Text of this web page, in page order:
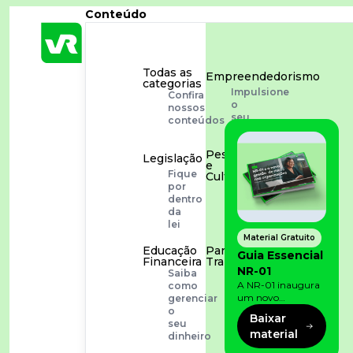
Conteúdo
Todas as
categorias
Confira
nossos
conteúdos
Empreendedorismo
Impulsione
o
seu
negócio
Legislação
Fique
por
dentro
da
lei
Pessoas
e
Cultura
Aprimore
cultura
organizacional
Educação
Financeira
Saiba
como
gerenciar
o
seu
dinheiro
Para o
Trabalhador
Tudo
para
facilitar
rotina
Material Gratuito
Guia Essencial
NR-01
A NR-01 inaugura
um novo
momento na
prevenção de riscos:
agora, além dos
fatores físicos e
Baixar
material